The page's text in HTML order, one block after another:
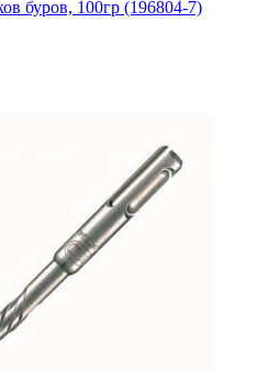
буров, 100гр (196804-7)